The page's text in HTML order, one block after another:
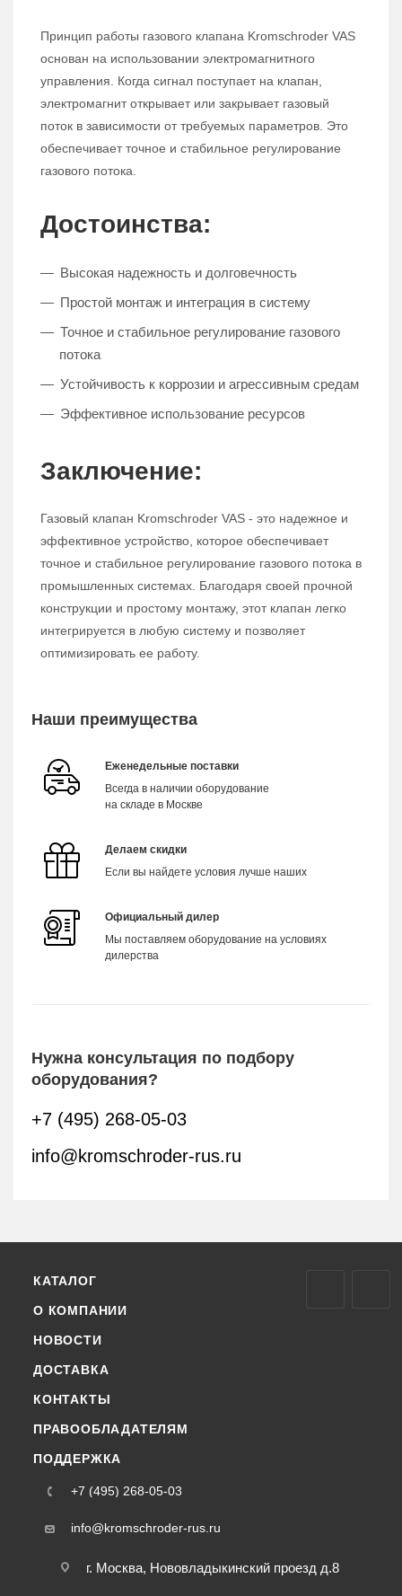
Принцип работы газового клапана Kromschroder VAS
основан на использовании электромагнитного
управления. Когда сигнал поступает на клапан,
электромагнит открывает или закрывает газовый
поток в зависимости от требуемых параметров. Это
обеспечивает точное и стабильное регулирование
газового потока.
Достоинства:
Высокая надежность и долговечность
Простой монтаж и интеграция в систему
Точное и стабильное регулирование газового
потока
Устойчивость к коррозии и агрессивным средам
Эффективное использование ресурсов
Заключение:
Газовый клапан Kromschroder VAS - это надежное и
эффективное устройство, которое обеспечивает
точное и стабильное регулирование газового потока в
промышленных системах. Благодаря своей прочной
конструкции и простому монтажу, этот клапан легко
интегрируется в любую систему и позволяет
оптимизировать ее работу.
Наши преимущества
Еженедельные поставки
Всегда в наличии оборудование
на складе в Москве
Делаем скидки
Если вы найдете условия лучше наших
Официальный дилер
Мы поставляем оборудование на условиях
дилерства
Нужна консультация по подбору
оборудования?
+7 (495) 268-05-03
info@kromschroder-rus.ru
КАТАЛОГ
О КОМПАНИИ
НОВОСТИ
ДОСТАВКА
КОНТАКТЫ
ПРАВООБЛАДАТЕЛЯМ
ПОДДЕРЖКА
+7 (495) 268-05-03
info@kromschroder-rus.ru
г. Москва, Нововладыкинский проезд д.8